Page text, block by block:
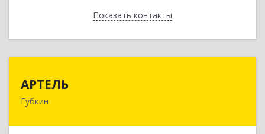
Показать контакты
Назад
АРТЕЛЬ
Губкин309181, Белгородская обл, Губкинский р-н,